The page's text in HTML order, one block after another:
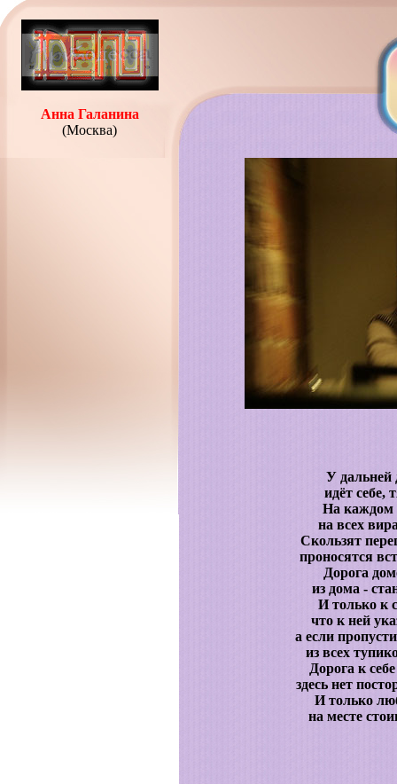
Анна Галанина
(Москва)
У дальней
идёт себе,
На каждом
на всех
Скользят
проносятся
Дорога
из дома -
И только к
что к ней
а если
из всех
Дорога к
здесь нет
И только
на месте